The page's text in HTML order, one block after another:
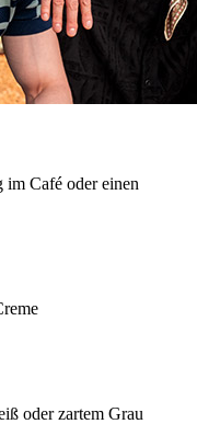
im Café oder einen
oder zartem Grau